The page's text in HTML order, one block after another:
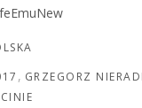
GRZEGORZ